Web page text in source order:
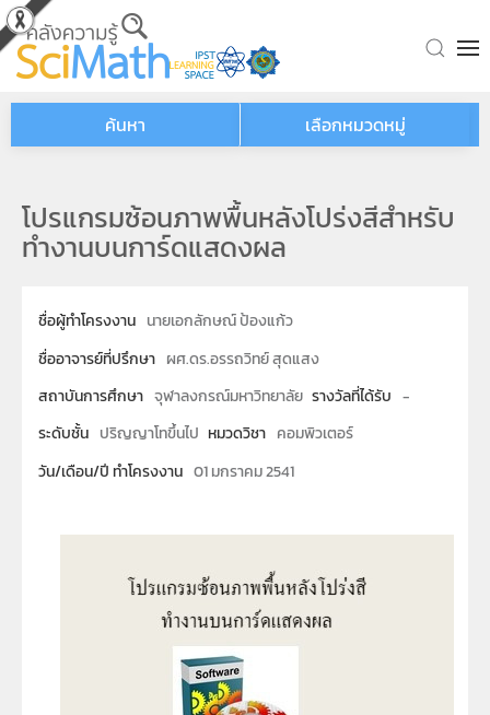
Skip to main content
ค้นหา เลือกหมวดหมู่
โปรแกรมซ้อนภาพพื้นหลังโปร่งสีสำหรับ
ทำงานบนการ์ดแสดงผล
ชื่อผู้ทำโครงงาน นายเอกลักษณ์ ป้องแก้ว
ชื่ออาจารย์ที่ปรึกษา ผศ.ดร.อรรถวิทย์ สุดแสง
สถาบันการศึกษา จุฬาลงกรณ์มหาวิทยาลัย รางวัลที่ได้รับ -
ระดับชั้น ปริญญาโทขึ้นไป หมวดวิชา คอมพิวเตอร์
วัน/เดือน/ปี ทำโครงงาน 01 มกราคม 2541